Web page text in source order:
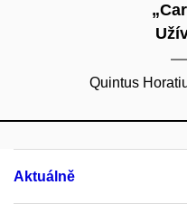
Quintus
Aktuálně